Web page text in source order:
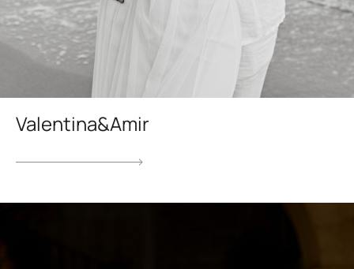
Valentina&Amir